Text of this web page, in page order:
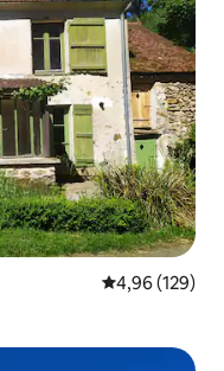
Évaluation
4,96 (129)